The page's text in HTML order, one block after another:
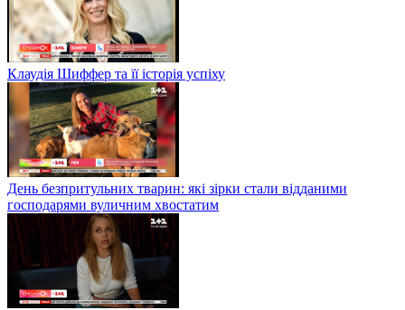
Клаудія Шиффер та її історія успіху
День безпритульних тварин: які зірки стали відданими
господарями вуличним хвостатим